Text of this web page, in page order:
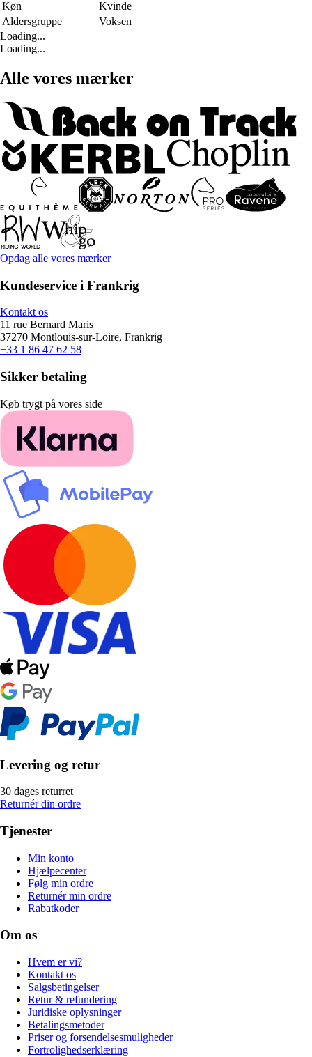
Køn
Kvinde
Aldersgruppe
Voksen
Loading...
Loading...
Alle vores mærker
Opdag alle vores mærker
Kundeservice i Frankrig
Kontakt os
11 rue Bernard Maris
37270 Montlouis-sur-Loire, Frankrig
+33 1 86 47 62 58
Sikker betaling
Køb trygt på vores side
Levering og retur
30 dages returret
Returnér din ordre
Tjenester
Min konto
Hjælpecenter
Følg min ordre
Returnér min ordre
Rabatkoder
Om os
Hvem er vi?
Kontakt os
Salgsbetingelser
Retur & refundering
Juridiske oplysninger
Betalingsmetoder
Priser og forsendelsesmuligheder
Fortrolighedserklæring